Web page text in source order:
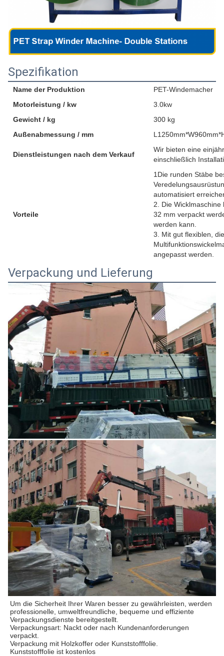
Spezifikation
Name der Produktion
PET-Windemacher
Motorleistung / kw
3.0kw
Gewicht / kg
300 kg
Außenabmessung / mm
Dienstleistungen nach dem Verkauf
Wir bieten eine
einschließlich
Vorteile
1Die runden Stäbe
automatisiert
2. Die
32 mm verpackt
werden kann.
3. Mit gut flexiblen,
angepasst werden.
Verpackung und Lieferung
Um die Sicherheit Ihrer Waren besser zu gewährleisten, werden
professionelle, umweltfreundliche, bequeme und effiziente
Verpackungsdienste bereitgestellt.
Verpackungsart: Nackt oder nach Kundenanforderungen
verpackt.
Verpackung mit Holzkoffer oder Kunststofffolie.
Kunststofffolie ist kostenlos